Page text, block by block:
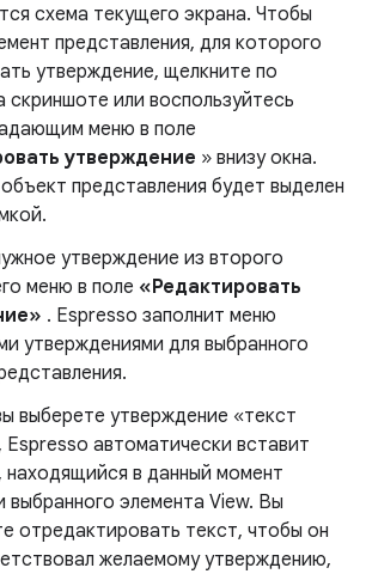
схема текущего экрана. Чтобы
представления, для которого
утверждение, щелкните по
скриншоте или воспользуйтесь
меню в поле
утверждение » внизу окна.
представления будет выделен
утверждение из второго
меню в поле «Редактировать
. Espresso заполнит меню
утверждениями для выбранного
выберете утверждение «текст
Espresso автоматически вставит
находящийся в данный момент
выбранного элемента View. Вы
отредактировать текст, чтобы он
желаемому утверждению,